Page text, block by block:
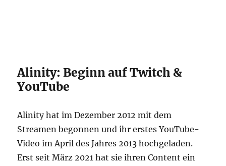
Alinity: Beginn auf Twitch &
YouTube
Alinity hat im Dezember 2012 mit dem
Streamen begonnen und ihr erstes YouTube-
Video im April des Jahres 2013 hochgeladen.
Erst seit März 2021 hat sie ihren Content ein